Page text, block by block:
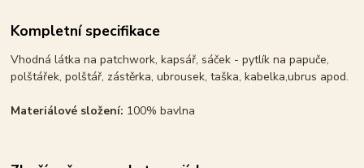
Kompletní specifikace
Vhodná látka na patchwork, kapsář, sáček - pytlík na papuče,
polštářek, polštář, zástěrka, ubrousek, taška, kabelka,ubrus apod.
Materiálové složení: 100% bavlna